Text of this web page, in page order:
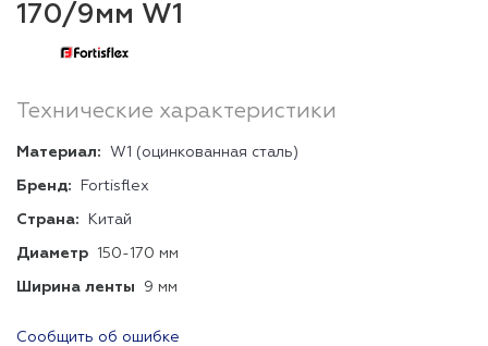
170/9мм W1
Технические характеристики
Материал: W1 (оцинкованная сталь)
Бренд: Fortisflex
Страна: Китай
Диаметр 150-170 мм
Ширина ленты 9 мм
Сообщить об ошибке